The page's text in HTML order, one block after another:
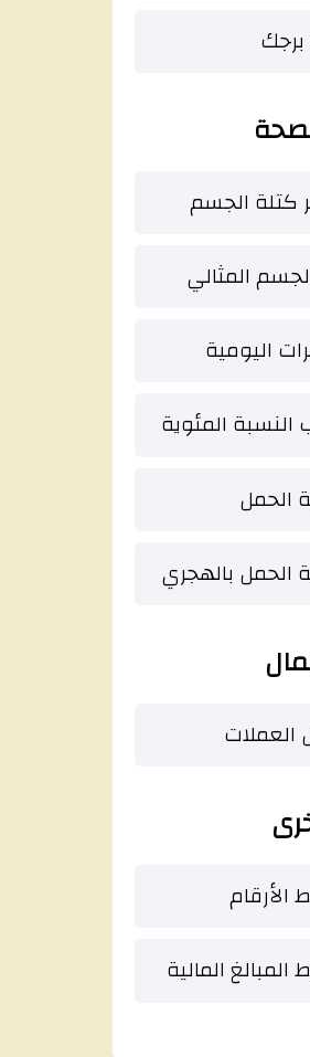
كتلة الجسم
المثالي
اليومية
المئوية
الحمل
الحمل بالهجري
العملات
الأرقام
المالية